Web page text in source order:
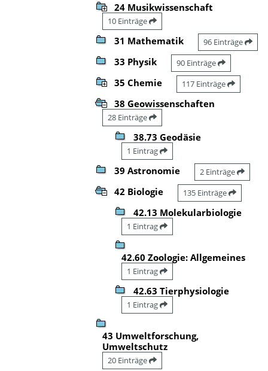
24 Musikwissenschaft
10 Einträge
31 Mathematik 96 Einträge
33 Physik 90 Einträge
35 Chemie 117 Einträge
38 Geowissenschaften
28 Einträge
38.73 Geodäsie
1 Eintrag
39 Astronomie 2 Einträge
42 Biologie 135 Einträge
42.13 Molekularbiologie
1 Eintrag
42.60 Zoologie: Allgemeines
1 Eintrag
42.63 Tierphysiologie
1 Eintrag
43 Umweltforschung,
Umweltschutz
20 Einträge